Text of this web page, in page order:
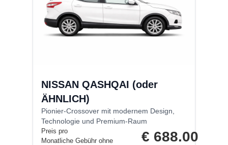
NISSAN QASHQAI (oder
ÄHNLICH)
Pionier-Crossover mit modernem Design,
Technologie und Premium-Raum
Preis pro
Monatliche Gebühr ohne
€ 688.00